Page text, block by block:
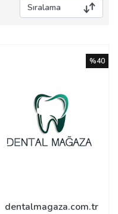
dentalmagaza.com.tr
%40